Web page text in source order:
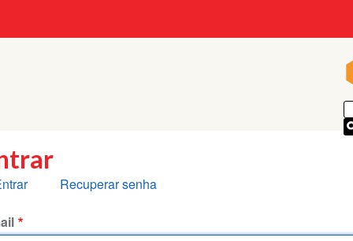
Recuperar senha